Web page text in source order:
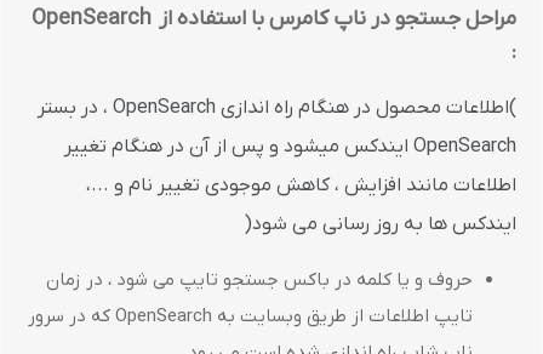
مراحل جستجو در ناپ کامرس با استفاده از OpenSearch
:
)اطلاعات محصول در هنگام راه اندازی OpenSearch ، در بستر
OpenSearch ایندکس میشود و پس از آن در هنگام تغییر
اطلاعات مانند افزایش ، کاهش موجودی تغییر نام و ...،
ایندکس ها به روز رسانی می شود(
حروف و یا کلمه در باکس جستجو تایپ می شود ، در زمان
تایپ اطلاعات از طریق وبسایت به OpenSearch که در سرور